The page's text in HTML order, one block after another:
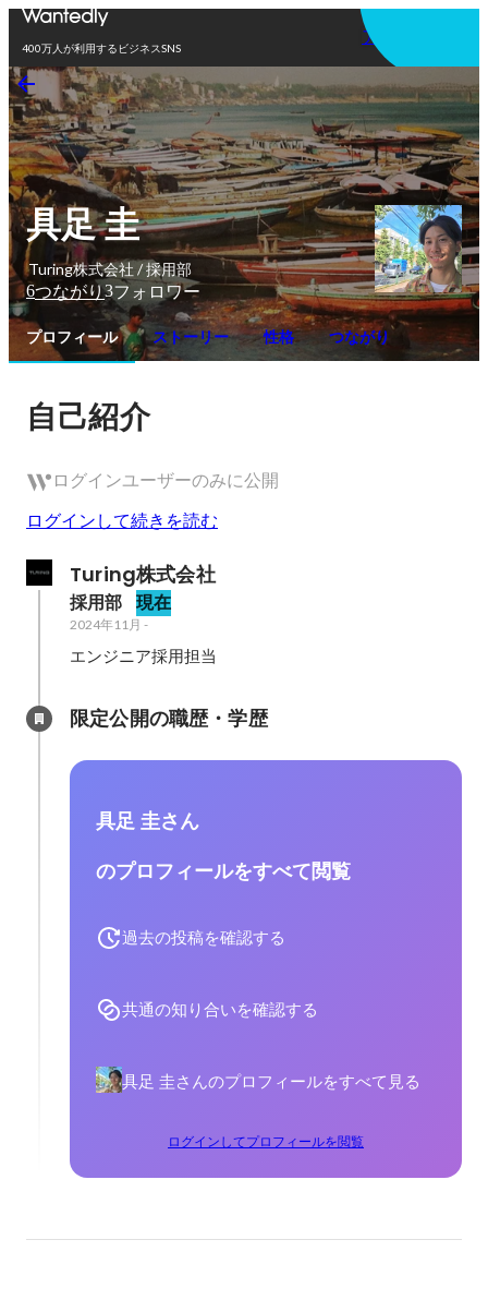
400万人が利用するビジネスSNS
アプリを使う
具足 圭
Turing株式会社 / 採用部
6つながり3フォロワー
プロフィール ストーリー 性格 つながり
自己紹介
ログインユーザーのみに公開
ログインして続きを読む
Turing株式会社
採用部 現在
2024年11月 -
エンジニア採用担当
限定公開の職歴・学歴
具足 圭さん
のプロフィールをすべて閲覧
過去の投稿を確認する
共通の知り合いを確認する
具足 圭さんのプロフィールをすべて見る
ログインしてプロフィールを閲覧